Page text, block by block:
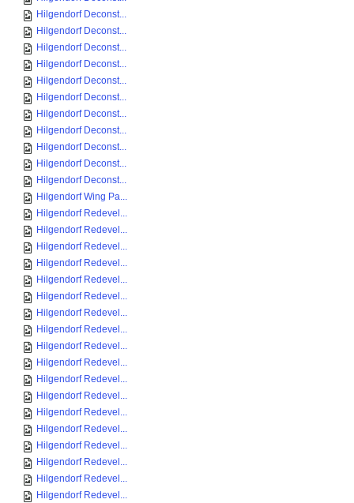
Hilgendorf Deconst...
Hilgendorf Deconst...
Hilgendorf Deconst...
Hilgendorf Deconst...
Hilgendorf Deconst...
Hilgendorf Deconst...
Hilgendorf Deconst...
Hilgendorf Deconst...
Hilgendorf Deconst...
Hilgendorf Deconst...
Hilgendorf Deconst...
Hilgendorf Wing Pa...
Hilgendorf Redevel...
Hilgendorf Redevel...
Hilgendorf Redevel...
Hilgendorf Redevel...
Hilgendorf Redevel...
Hilgendorf Redevel...
Hilgendorf Redevel...
Hilgendorf Redevel...
Hilgendorf Redevel...
Hilgendorf Redevel...
Hilgendorf Redevel...
Hilgendorf Redevel...
Hilgendorf Redevel...
Hilgendorf Redevel...
Hilgendorf Redevel...
Hilgendorf Redevel...
Hilgendorf Redevel...
Hilgendorf Redevel...